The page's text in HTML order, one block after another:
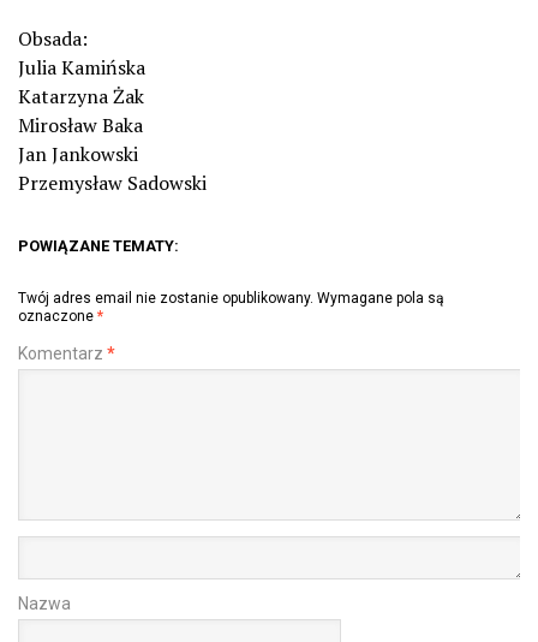
Obsada:
Julia Kamińska
Katarzyna Żak
Mirosław Baka
Jan Jankowski
Przemysław Sadowski
POWIĄZANE TEMATY:
Twój adres email nie zostanie opublikowany. Wymagane pola są
oznaczone *
Komentarz *
Nazwa